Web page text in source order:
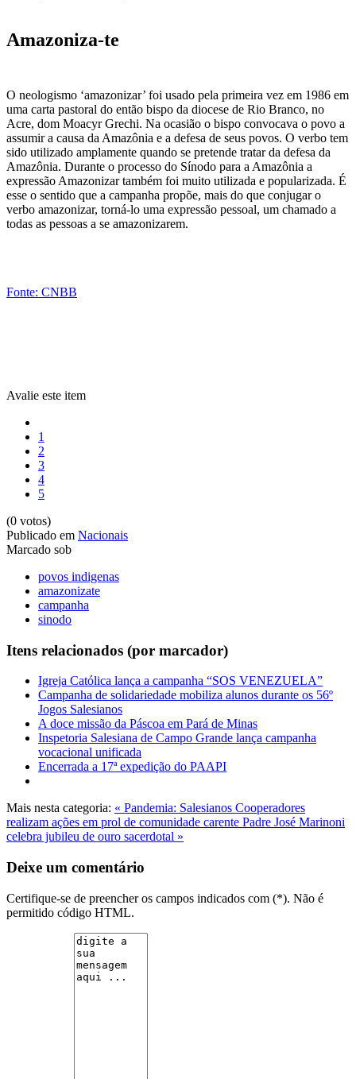
Amazoniza-te
O neologismo ‘amazonizar’ foi usado pela primeira vez em 1986 em
uma carta pastoral do então bispo da diocese de Rio Branco, no
Acre, dom Moacyr Grechi. Na ocasião o bispo convocava o povo a
assumir a causa da Amazônia e a defesa de seus povos. O verbo tem
sido utilizado amplamente quando se pretende tratar da defesa da
Amazônia. Durante o processo do Sínodo para a Amazônia a
expressão Amazonizar também foi muito utilizada e popularizada. É
esse o sentido que a campanha propõe, mais do que conjugar o
verbo amazonizar, torná-lo uma expressão pessoal, um chamado a
todas as pessoas a se amazonizarem.
Fonte: CNBB
Avalie este item
1
2
3
4
5
(0 votos)
Publicado em Nacionais
Marcado sob
povos indigenas
amazonizate
campanha
sinodo
Itens relacionados (por marcador)
Igreja Católica lança a campanha “SOS VENEZUELA”
Campanha de solidariedade mobiliza alunos durante os 56º
Jogos Salesianos
A doce missão da Páscoa em Pará de Minas
Inspetoria Salesiana de Campo Grande lança campanha
vocacional unificada
Encerrada a 17ª expedição do PAAPI
Mais nesta categoria: « Pandemia: Salesianos Cooperadores
realizam ações em prol de comunidade carente Padre José Marinoni
celebra jubileu de ouro sacerdotal »
Deixe um comentário
Certifique-se de preencher os campos indicados com (*). Não é
permitido código HTML.